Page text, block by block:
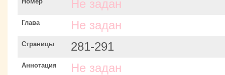
Не задан
Глава Не задан
Страницы 281-291
Аннотация Не задан